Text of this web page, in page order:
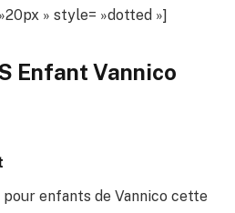
» style= »dotted »]
Enfant Vannico
enfants de Vannico cette